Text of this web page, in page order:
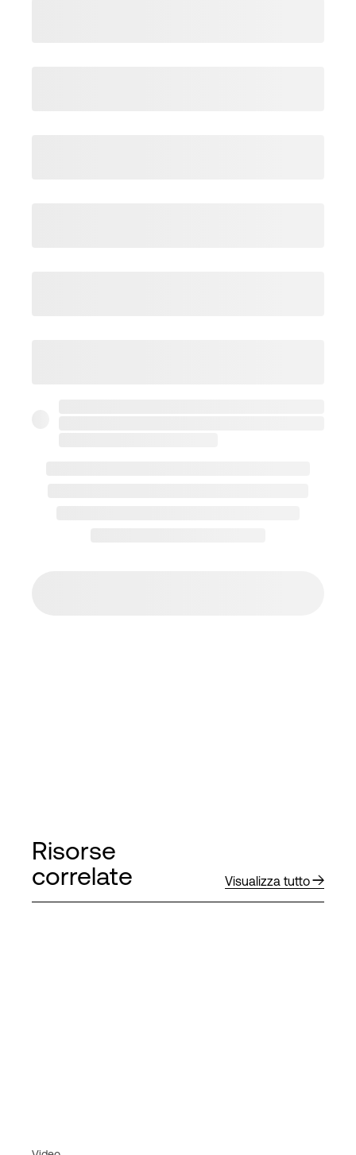
Risorse
correlate
Visualizza tutto